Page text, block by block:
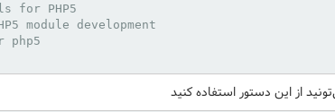
for PHP5
module development
php5